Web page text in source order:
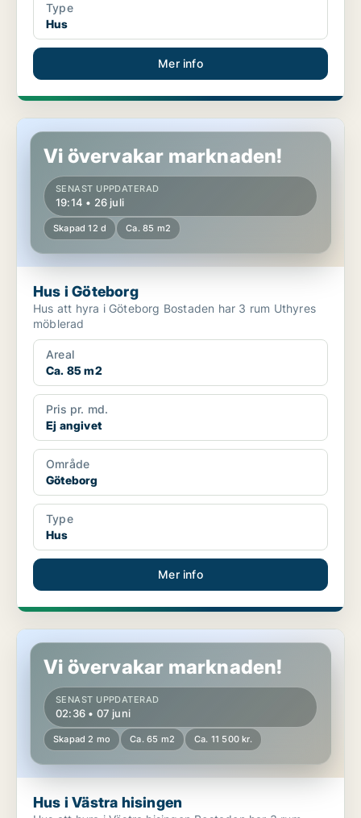
Type
Hus
Mer info
Hus i Göteborg
Vi övervakar marknaden!
SENAST UPPDATERAD
19:14 • 26 juli
Skapad 12 d Ca. 85 m2
Hus i Göteborg
Hus att hyra i Göteborg Bostaden har 3 rum Uthyres
möblerad
Areal
Ca. 85 m2
Pris pr. md.
Ej angivet
Område
Göteborg
Type
Hus
Mer info
Hus i Västra hisingen
Vi övervakar marknaden!
SENAST UPPDATERAD
02:36 • 07 juni
Skapad 2 mo Ca. 65 m2 Ca. 11 500 kr.
Hus i Västra hisingen